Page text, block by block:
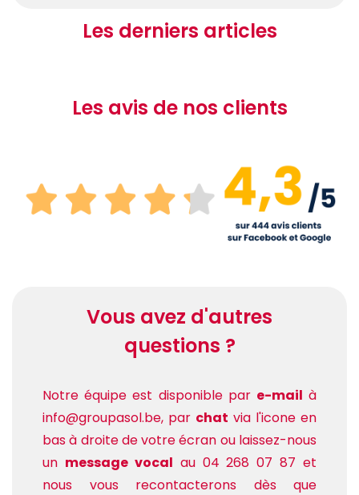
Les derniers articles
Les avis de nos clients
Vous avez d'autres
questions ?
Notre équipe est disponible par e-mail à
info@groupasol.be, par chat via l'icone en
bas à droite de votre écran ou laissez-nous
un message vocal au 04 268 07 87 et
nous vous recontacterons dès que